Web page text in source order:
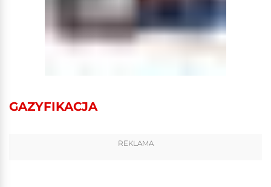
GAZYFIKACJA
REKLAMA